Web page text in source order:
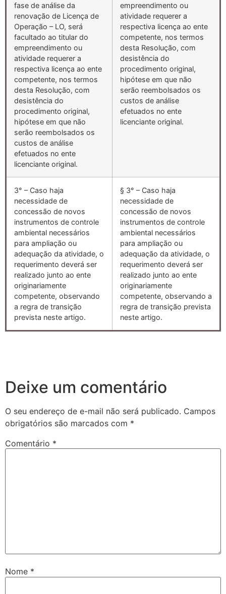
fase de análise da
renovação de Licença de
Operação – LO, será
facultado ao titular do
empreendimento ou
atividade requerer a
respectiva licença ao ente
competente, nos termos
desta Resolução, com
desistência do
procedimento original,
hipótese em que não
serão reembolsados os
custos de análise
efetuados no ente
licenciante original.
empreendimento ou
atividade requerer a
respectiva licença ao ente
competente, nos termos
desta Resolução, com
desistência do
procedimento original,
hipótese em que não
serão reembolsados os
custos de análise
efetuados no ente
licenciante original.
3° – Caso haja
necessidade de
concessão de novos
instrumentos de controle
ambiental necessários
para ampliação ou
adequação da atividade, o
requerimento deverá ser
realizado junto ao ente
originariamente
competente, observando
a regra de transição
prevista neste artigo.
§ 3° – Caso haja
necessidade de
concessão de novos
instrumentos de controle
ambiental necessários
para ampliação ou
adequação da atividade, o
requerimento deverá ser
realizado junto ao ente
originariamente
competente, observando a
regra de transição prevista
neste artigo.
Deixe um comentário
O seu endereço de e-mail não será publicado. Campos
obrigatórios são marcados com *
Comentário *
Nome *